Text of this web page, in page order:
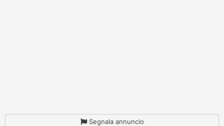
Segnala annuncio